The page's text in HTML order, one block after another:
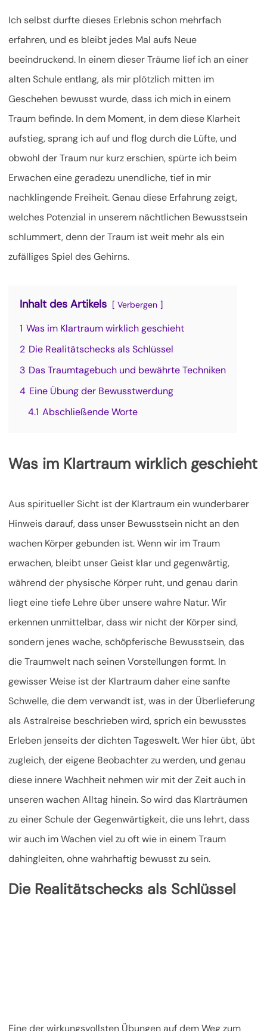
Ich selbst durfte dieses Erlebnis schon mehrfach
erfahren, und es bleibt jedes Mal aufs Neue
beeindruckend. In einem dieser Träume lief ich an einer
alten Schule entlang, als mir plötzlich mitten im
Geschehen bewusst wurde, dass ich mich in einem
Traum befinde. In dem Moment, in dem diese Klarheit
aufstieg, sprang ich auf und flog durch die Lüfte, und
obwohl der Traum nur kurz erschien, spürte ich beim
Erwachen eine geradezu unendliche, tief in mir
nachklingende Freiheit. Genau diese Erfahrung zeigt,
welches Potenzial in unserem nächtlichen Bewusstsein
schlummert, denn der Traum ist weit mehr als ein
zufälliges Spiel des Gehirns.
Inhalt des Artikels Verbergen
1 Was im Klartraum wirklich geschieht
2 Die Realitätschecks als Schlüssel
3 Das Traumtagebuch und bewährte Techniken
4 Eine Übung der Bewusstwerdung
4.1 Abschließende Worte
Was im Klartraum wirklich geschieht
Aus spiritueller Sicht ist der Klartraum ein wunderbarer
Hinweis darauf, dass unser Bewusstsein nicht an den
wachen Körper gebunden ist. Wenn wir im Traum
erwachen, bleibt unser Geist klar und gegenwärtig,
während der physische Körper ruht, und genau darin
liegt eine tiefe Lehre über unsere wahre Natur. Wir
erkennen unmittelbar, dass wir nicht der Körper sind,
sondern jenes wache, schöpferische Bewusstsein, das
die Traumwelt nach seinen Vorstellungen formt. In
gewisser Weise ist der Klartraum daher eine sanfte
Schwelle, die dem verwandt ist, was in der Überlieferung
als Astralreise beschrieben wird, sprich ein bewusstes
Erleben jenseits der dichten Tageswelt. Wer hier übt, übt
zugleich, der eigene Beobachter zu werden, und genau
diese innere Wachheit nehmen wir mit der Zeit auch in
unseren wachen Alltag hinein. So wird das Klarträumen
zu einer Schule der Gegenwärtigkeit, die uns lehrt, dass
wir auch im Wachen viel zu oft wie in einem Traum
dahingleiten, ohne wahrhaftig bewusst zu sein.
Die Realitätschecks als Schlüssel
Eine der wirkungsvollsten Übungen auf dem Weg zum